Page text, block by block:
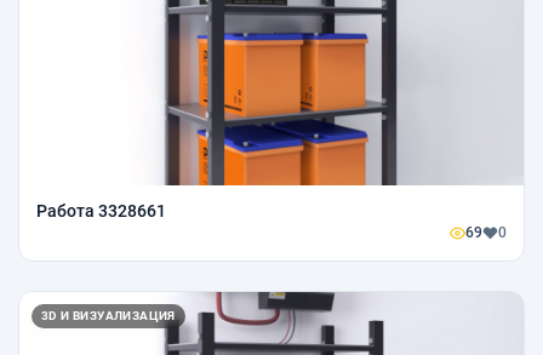
Работа 3328661
69 0
3D И ВИЗУАЛИЗАЦИЯ